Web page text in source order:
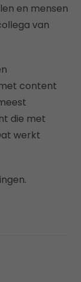
en mensen
van
content
die met
werkt